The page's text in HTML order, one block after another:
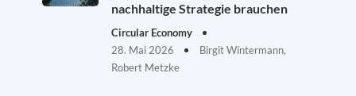
nachhaltige Strategie brauchen
Circular Economy
28. Mai 2026
Birgit Wintermann,
Robert Metzke